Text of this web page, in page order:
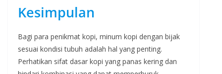
Kesimpulan
Bagi para penikmat kopi, minum kopi dengan bijak
sesuai kondisi tubuh adalah hal yang penting.
Perhatikan sifat dasar kopi yang panas kering dan